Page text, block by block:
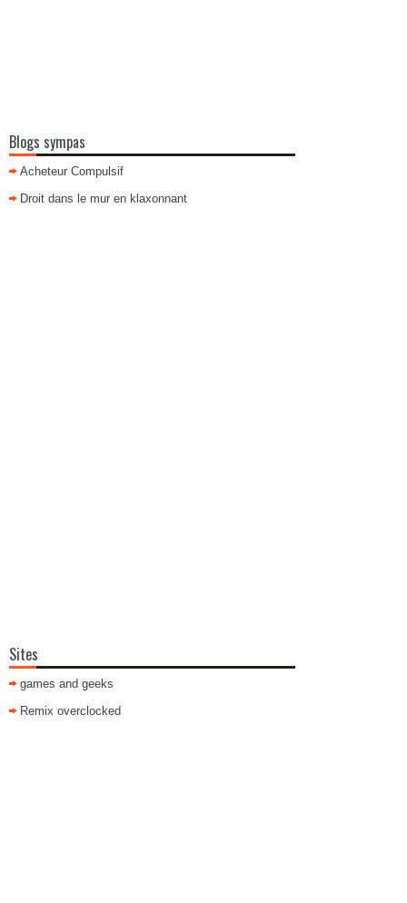
Blogs sympas
Acheteur Compulsif
Droit dans le mur en klaxonnant
Sites
games and geeks
Remix overclocked